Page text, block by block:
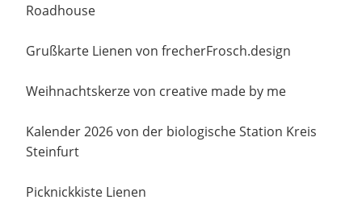
Roadhouse
Grußkarte Lienen von frecherFrosch.design
Weihnachtskerze von creative made by me
Kalender 2026 von der biologische Station Kreis
Steinfurt
Picknickkiste Lienen